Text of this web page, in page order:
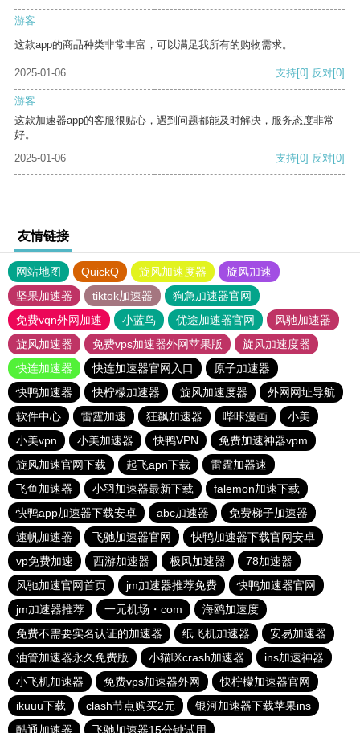
游客
这款app的商品种类非常丰富，可以满足我所有的购物需求。
2025-01-06 支持[0] 反对[0]
游客
这款加速器app的客服很贴心，遇到问题都能及时解决，服务态度非常
好。
2025-01-06
支持[0] 反对[0]
友情链接
网站地图 QuickQ 旋风加速度器
旋风加速
坚果加速器
tiktok加速器
狗急加速器官网
免费vqn外网加速
小蓝鸟 优途加速器官网
风驰加速器
旋风加速器
免费vps加速器外网苹果版
旋风加速度器
快连加速器
快连加速器官网入口
原子加速器
快鸭加速器
快柠檬加速器 旋风加速度器
外网网址导航
软件中心
雷霆加速 狂飙加速器 哔咔漫画
小美
小美vpn
小美加速器 快鸭VPN
免费加速神器vpm
旋风加速官网下载
起飞apn下载
雷霆加器速
飞鱼加速器
小羽加速器最新下载
falemon加速下载
快鸭app加速器下载安卓
abc加速器
免费梯子加速器
速帆加速器
飞驰加速器官网
快鸭加速器下载官网安卓
vp免费加速
西游加速器 极风加速器
78加速器
风驰加速官网首页
jm加速器推荐免费
快鸭加速器官网
jm加速器推荐
一元机场・com
海鸥加速度
免费不需要实名认证的加速器
纸飞机加速器
安易加速器
油管加速器永久免费版
小猫咪crash加速器
ins加速神器
小飞机加速器
免费vps加速器外网
快柠檬加速器官网
ikuuu下载
clash节点购买2元
银河加速器下载苹果ins
酷通加速器
飞驰加速器15分钟试用